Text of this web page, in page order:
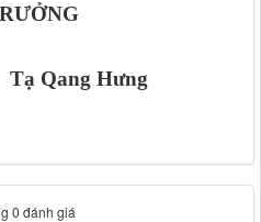
Hưng
0 đánh giá